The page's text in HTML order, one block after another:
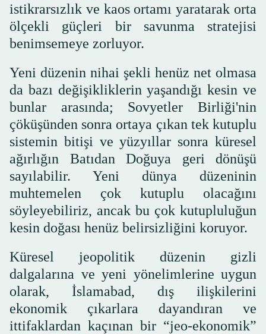
istikrarsızlık ve kaos ortamı yaratarak orta
ölçekli güçleri bir savunma stratejisi
benimsemeye zorluyor.
Yeni düzenin nihai şekli henüz net olmasa
da bazı değişikliklerin yaşandığı kesin ve
bunlar arasında; Sovyetler Birliği'nin
çöküşünden sonra ortaya çıkan tek kutuplu
sistemin bitişi ve yüzyıllar sonra küresel
ağırlığın Batıdan Doğuya geri dönüşü
sayılabilir. Yeni dünya düzeninin
muhtemelen çok kutuplu olacağını
söyleyebiliriz, ancak bu çok kutupluluğun
kesin doğası henüz belirsizliğini koruyor.
Küresel jeopolitik düzenin gizli
dalgalarına ve yeni yönelimlerine uygun
olarak, İslamabad, dış ilişkilerini
ekonomik çıkarlara dayandıran ve
ittifaklardan kaçınan bir “jeo-ekonomik”